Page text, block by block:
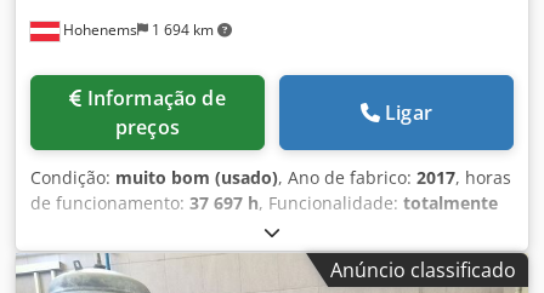
Hohenems 1 694 km
preços
Ligar
Condição: muito bom (usado), Ano de fabrico: 2017, horas
de funcionamento: 37 697 h, Funcionalidade: totalmente
, Compressor de parafuso Atlas Copco GA132 132
kW Crsdpsyym H Dsfx Alnsf 7,5 bar 25,40 m3/min Ano de
fabricação: 2017 Horas de funcionamento: 37.697
Anúncio classificado